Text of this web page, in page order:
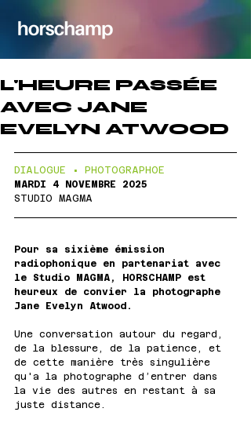
L'HEURE PASSÉE
AVEC JANE
EVELYN ATWOOD
DIALOGUE • PHOTOGRAPHOE
MARDI 4 NOVEMBRE 2025
STUDIO MAGMA
Pour sa sixième émission
radiophonique en partenariat avec
le Studio MAGMA, HORSCHAMP est
heureux de convier la photographe
Jane Evelyn Atwood.
Une conversation autour du regard,
de la blessure, de la patience, et
de cette manière très singulière
qu'a la photographe d’entrer dans
la vie des autres en restant à sa
juste distance.